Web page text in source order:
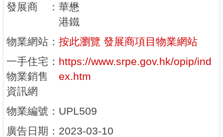
發展商
： 華懋
港鐵
物業網站 ： 按此瀏覽 發展商項目物業網站
一手住宅
物業銷售
資訊網
： https://www.srpe.gov.hk/opip/ind
ex.htm
物業編號 ： UPL509
廣告日期 ： 2023-03-10